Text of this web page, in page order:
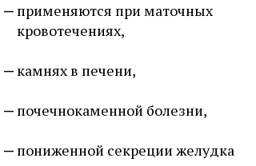
применяются при маточных
кровотечениях,
камнях в печени,
почечнокаменной болезни,
пониженной секреции желудка